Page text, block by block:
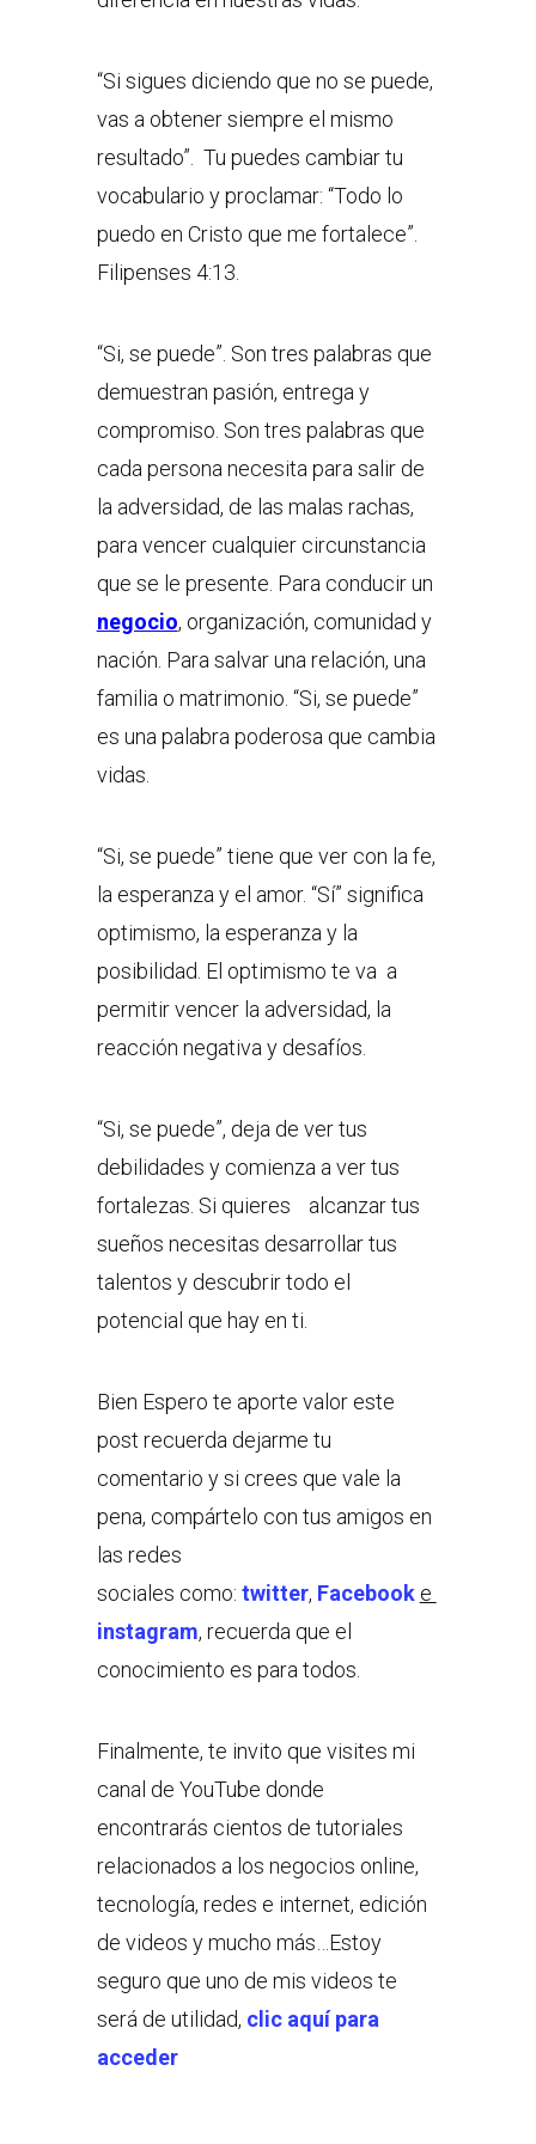
“Si sigues diciendo que no se puede,
vas a obtener siempre el mismo
resultado”. Tu puedes cambiar tu
vocabulario y proclamar: “Todo lo
puedo en Cristo que me fortalece”.
Filipenses 4:13.
“Si, se puede”. Son tres palabras que
demuestran pasión, entrega y
compromiso. Son tres palabras que
cada persona necesita para salir de
la adversidad, de las malas rachas,
para vencer cualquier circunstancia
que se le presente. Para conducir un
negocio, organización, comunidad y
nación. Para salvar una relación, una
familia o matrimonio. “Si, se puede”
es una palabra poderosa que cambia
vidas.
“Si, se puede” tiene que ver con la fe,
la esperanza y el amor. “Sí” significa
optimismo, la esperanza y la
posibilidad. El optimismo te va a
permitir vencer la adversidad, la
reacción negativa y desafíos.
“Si, se puede”, deja de ver tus
debilidades y comienza a ver tus
fortalezas. Si quieres alcanzar tus
sueños necesitas desarrollar tus
talentos y descubrir todo el
potencial que hay en ti.
Bien Espero te aporte valor este
post recuerda dejarme tu
comentario y si crees que vale la
pena, compártelo con tus amigos en
las redes
sociales como: twitter, Facebook e
instagram, recuerda que el
conocimiento es para todos.
Finalmente, te invito que visites mi
canal de YouTube donde
encontrarás cientos de tutoriales
relacionados a los negocios online,
tecnología, redes e internet, edición
de videos y mucho más…Estoy
seguro que uno de mis videos te
será de utilidad, clic aquí para
acceder